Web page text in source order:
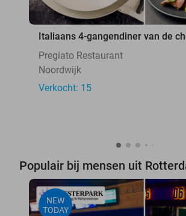
Italiaans 4-gangendiner van de
Pregiato Restaurant
Noordwijk
Verkocht: 15
Populair bij mensen uit
NEW
TODAY